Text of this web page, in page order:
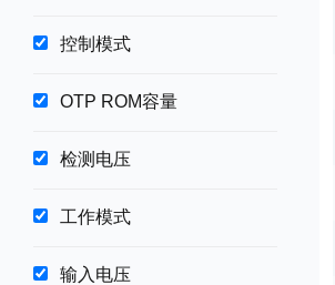
控制模式
OTP ROM容量
检测电压
工作模式
输入电压